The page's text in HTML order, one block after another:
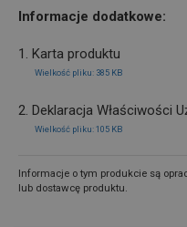
Informacje dodatkowe:
1. Karta produktu
Wielkość pliku: 385 KB
2. Deklaracja Właściwości
Wielkość pliku: 105 KB
Informacje o tym produkcie są
lub dostawcę produktu.